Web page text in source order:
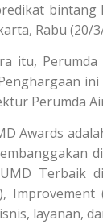
bintang
Rabu (20/
itu,
Perumda
Awards
Terbaik
layanan,